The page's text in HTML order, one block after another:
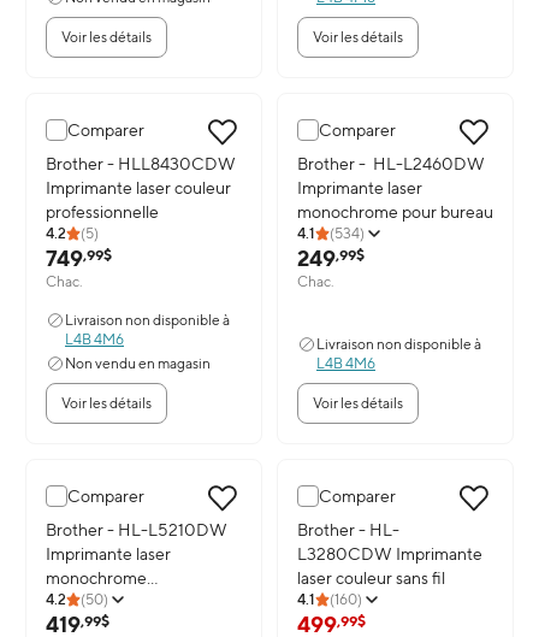
Voir les détails Voir les détails
Comparer
Image du produit: Brother - HLL8430CDW Imprimante laser
Brother - HLL8430CDW
Imprimante laser couleur
professionnelle
4.2 (5)
749,99$
Chac.
Livraison non disponible à
L4B 4M6
Non vendu en magasin
Voir les détails
Comparer
Image du produit: Brother -
Brother - HL-L2460DW
Imprimante laser
monochrome pour bureau
4.1 (534)
249,99$
Chac.
Livraison non disponible à
L4B 4M6
Voir les détails
Comparer
Image du produit: Brother - HL-L5210DW Imprimante laser
Brother - HL-L5210DW
Imprimante laser
monochrome
professionnelle
4.2 (50)
419,99$
Comparer
Image du produit: Brother -
Brother - HL-
L3280CDW Imprimante
laser couleur sans fil
4.1 (160)
499,99$